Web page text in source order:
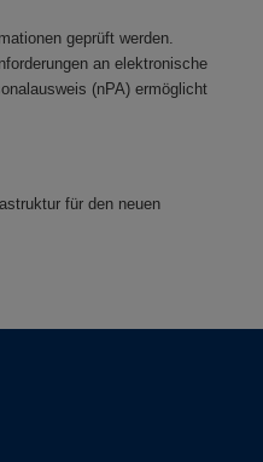
geprüft werden.
an elektronische
(nPA) ermöglicht
für den neuen